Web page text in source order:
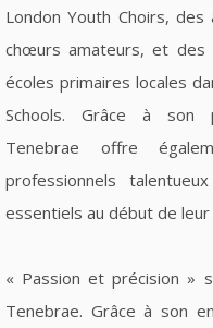
London Youth Choirs,
chœurs amateurs, et des
écoles primaires locales
Schools. Grâce à son
Tenebrae offre
professionnels
essentiels au début de leur
« Passion et précision »
Tenebrae. Grâce à son